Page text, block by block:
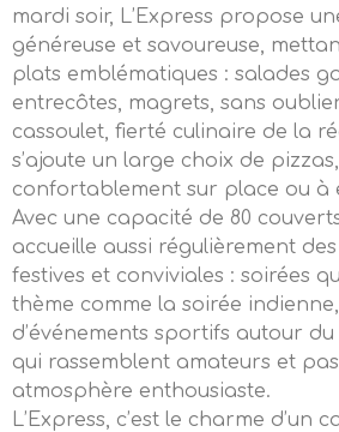
mardi soir, L’Express propose
généreuse et savoureuse,
plats emblématiques : salades
entrecôtes, magrets, sans
cassoulet, fierté culinaire de la
s’ajoute un large choix de
confortablement sur place ou à
Avec une capacité de 80
accueille aussi régulièrement
festives et conviviales : soirées
thème comme la soirée
d’événements sportifs autour
qui rassemblent amateurs et
atmosphère enthousiaste.
L’Express, c’est le charme d’un